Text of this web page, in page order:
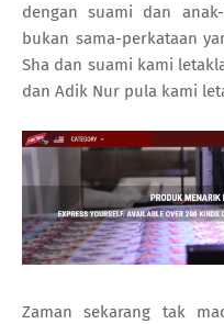
dengan suami dan
bukan sama-perkataan
Sha dan suami kami
dan Adik Nur pula kami
Zaman sekarang tak